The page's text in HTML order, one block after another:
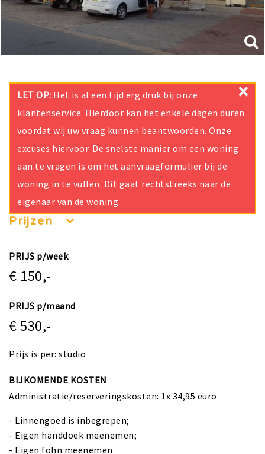
×
LET OP: Het is al een tijd erg druk bij onze
klantenservice. Hierdoor kan het enkele dagen duren
voordat wij uw vraag kunnen beantwoorden. Onze
excuses hiervoor. De snelste manier om een woning
aan te vragen is om het aanvraagformulier bij de
woning in te vullen. Dit gaat rechtstreeks naar de
eigenaar van de woning.
Prijzen
PRIJS p/week
€ 150,-
PRIJS p/maand
€ 530,-
Prijs is per: studio
BIJKOMENDE KOSTEN
Administratie/reserveringskosten: 1x 34,95 euro
- Linnengoed is inbegrepen;
- Eigen handdoek meenemen;
- Eigen föhn meenemen